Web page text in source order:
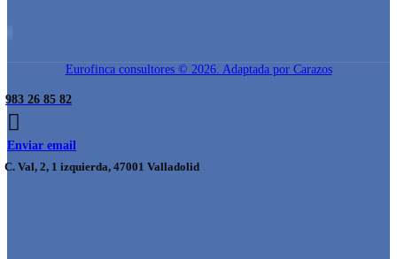
Eurofinca consultores © 2026. Adaptada por Carazos
983 26 85 82
Enviar email
C. Val, 2, 1 izquierda, 47001 Valladolid